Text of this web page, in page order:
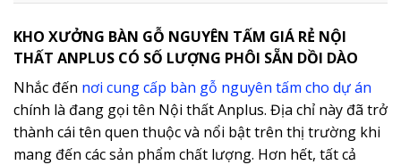
KHO XƯỞNG BÀN GỖ NGUYÊN TẤM GIÁ RẺ NỘI
THẤT ANPLUS CÓ SỐ LƯỢNG PHÔI SẴN DỒI DÀO
Nhắc đến nơi cung cấp bàn gỗ nguyên tấm cho dự án
chính là đang gọi tên Nội thất Anplus. Địa chỉ này đã trở
thành cái tên quen thuộc và nổi bật trên thị trường khi
mang đến các sản phẩm chất lượng. Hơn hết, tất cả